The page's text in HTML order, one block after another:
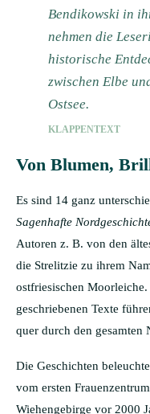
Bendikowski in
nehmen die
historische
zwischen Elbe
Ostsee.
KLAPPENTEXT
Von Blumen,
Es sind 14 ganz
Sagenhafte
Autoren z. B. von den
die Strelitzie zu ihrem
ostfriesischen
geschriebenen Texte
quer durch den gesamten
Die Geschichten
vom ersten
Wiehengebirge vor 2000